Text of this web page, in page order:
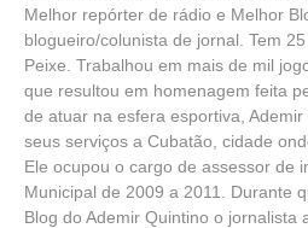
Melhor repórter de rádio e Melhor
blogueiro/colunista de jornal. Tem
Peixe. Trabalhou em mais de mil
que resultou em homenagem feita
de atuar na esfera esportiva,
seus serviços a Cubatão, cidade
Ele ocupou o cargo de assessor de
Municipal de 2009 a 2011. Durante
Blog do Ademir Quintino o jornalista